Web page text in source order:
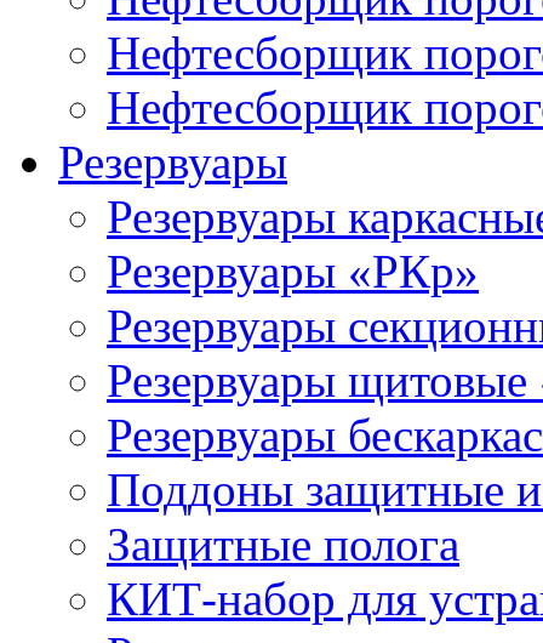
Нефтесборщик
Нефтесборщик
Резервуары
Резервуары
Резервуары «РКр»
Резервуары
Резервуары
Резервуары
Поддоны защитные
Защитные полога
КИТ-набор для